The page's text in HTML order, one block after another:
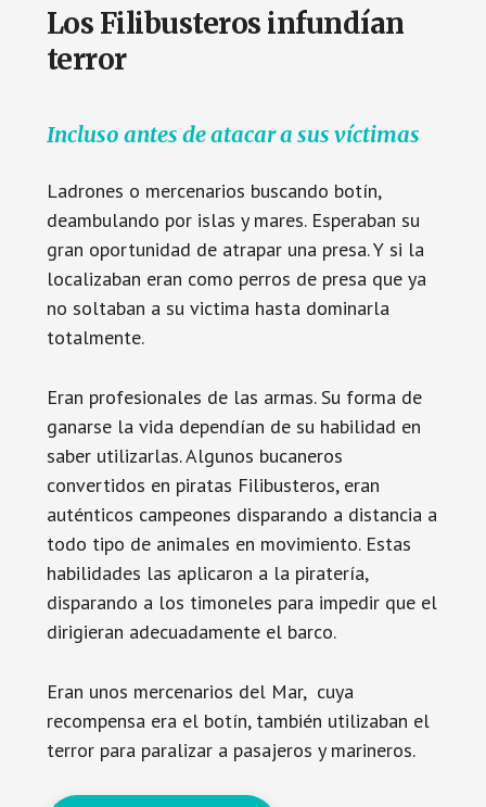
Los Filibusteros infundían
terror
Incluso antes de atacar a sus víctimas
Ladrones o mercenarios buscando botín,
deambulando por islas y mares. Esperaban su
gran oportunidad de atrapar una presa. Y si la
localizaban eran como perros de presa que ya
no soltaban a su victima hasta dominarla
totalmente.
Eran profesionales de las armas. Su forma de
ganarse la vida dependían de su habilidad en
saber utilizarlas. Algunos bucaneros
convertidos en piratas Filibusteros, eran
auténticos campeones disparando a distancia a
todo tipo de animales en movimiento. Estas
habilidades las aplicaron a la piratería,
disparando a los timoneles para impedir que el
dirigieran adecuadamente el barco.
Eran unos mercenarios del Mar, cuya
recompensa era el botín, también utilizaban el
terror para paralizar a pasajeros y marineros.